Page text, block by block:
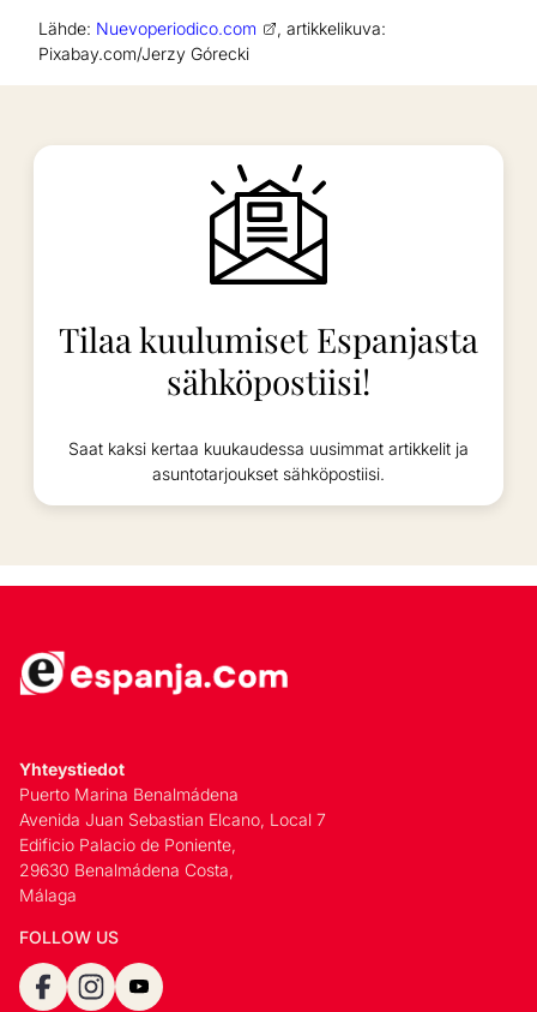
Lähde: Nuevoperiodico.com
, artikkelikuva:
Pixabay.com/Jerzy Górecki
Tilaa kuulumiset Espanjasta
sähköpostiisi!
Saat kaksi kertaa kuukaudessa uusimmat artikkelit ja
asuntotarjoukset sähköpostiisi.
Yhteystiedot
Puerto Marina Benalmádena
Avenida Juan Sebastian Elcano, Local 7
Edificio Palacio de Poniente,
29630 Benalmádena Costa,
Málaga
FOLLOW US